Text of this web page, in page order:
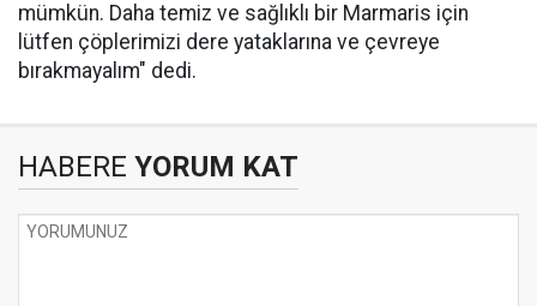
mümkün. Daha temiz ve sağlıklı bir Marmaris için
lütfen çöplerimizi dere yataklarına ve çevreye
bırakmayalım" dedi.
HABERE YORUM KAT